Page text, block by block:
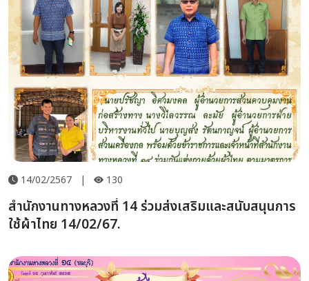
14/02/2567 | 130
สำนักงานทางหลวงที่ 14 ร่วมส่งเสริมและสนับสนุนการ
ใช้ผ้าไทย 14/02/67.